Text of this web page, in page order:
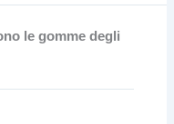
le gomme degli